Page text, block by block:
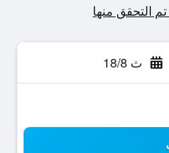
ث 18/8